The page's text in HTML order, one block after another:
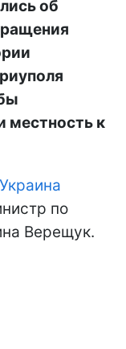
об
местность к
по
Верещук.